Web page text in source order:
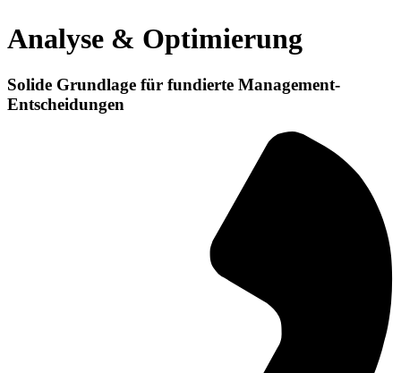
Analyse & Optimierung
Solide Grundlage für fundierte Management-
Entscheidungen